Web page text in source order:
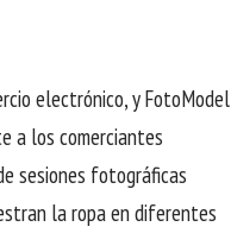
electrónico, y FotoModel
a los comerciantes
sesiones fotográficas
la ropa en diferentes